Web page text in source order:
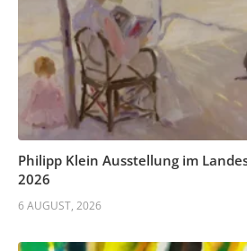
Philipp Klein Ausstellung im
2026
6 AUGUST, 2026